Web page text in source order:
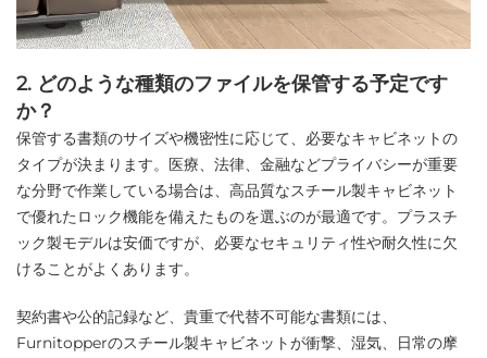
2. どのような種類のファイルを保管する予定です
か？
保管する書類のサイズや機密性に応じて、必要なキャビネットの
タイプが決まります。医療、法律、金融などプライバシーが重要
な分野で作業している場合は、高品質なスチール製キャビネット
で優れたロック機能を備えたものを選ぶのが最適です。プラスチ
ック製モデルは安価ですが、必要なセキュリティ性や耐久性に欠
けることがよくあります。
契約書や公的記録など、貴重で代替不可能な書類には、
Furnitopperのスチール製キャビネットが衝撃、湿気、日常の摩